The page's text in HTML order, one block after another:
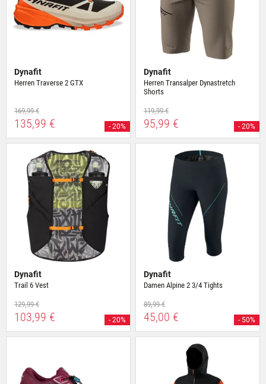
Dynafit
Herren Traverse 2 GTX
169,99 €
135,99 € - 20%
Dynafit
Herren Transalper Dynastretch
Shorts
119,99 €
95,99 € - 20%
Dynafit
Trail 6 Vest
129,99 €
103,99 € - 20%
Dynafit
Damen Alpine 2 3/4 Tights
89,99 €
45,00 € - 50%